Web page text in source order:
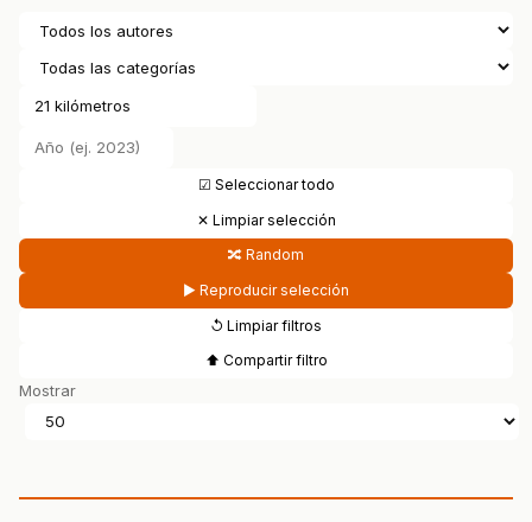
☑ Seleccionar todo
✕ Limpiar selección
🔀 Random
▶ Reproducir selección
↺ Limpiar filtros
⬆ Compartir filtro
Mostrar